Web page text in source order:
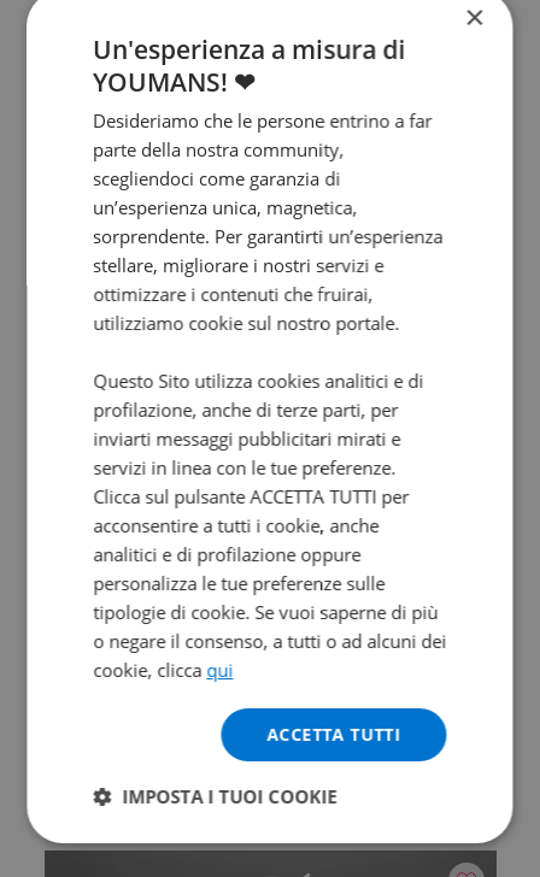
Valore futuro garantito
MORBIDELLI T 502 X
0 km | 486 cc | 47.6 Hp | 35 Kw
5.690
×
Un'esperienza a misura di
YOUMANS! ❤
Desideriamo che le persone entrino a far
parte della nostra community,
scegliendoci come garanzia di
un’esperienza unica, magnetica,
sorprendente. Per garantirti un’esperienza
stellare, migliorare i nostri servizi e
ottimizzare i contenuti che fruirai,
utilizziamo cookie sul nostro portale.
Questo Sito utilizza cookies analitici e di
profilazione, anche di terze parti, per
inviarti messaggi pubblicitari mirati e
servizi in linea con le tue preferenze.
Clicca sul pulsante ACCETTA TUTTI per
acconsentire a tutti i cookie, anche
analitici e di profilazione oppure
personalizza le tue preferenze sulle
tipologie di cookie. Se vuoi saperne di più
o negare il consenso, a tutti o ad alcuni dei
cookie, clicca qui
ACCETTA TUTTI
IMPOSTA I TUOI COOKIE